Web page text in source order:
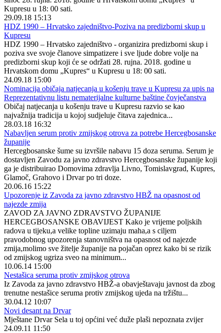
Kupresu u 18: 00 sati.
29.09.18 15:13
HDZ 1990 – Hrvatsko zajedništvo-Poziva na predizborni skup u
Kupresu
HDZ 1990 – Hrvatsko zajedništvo - organizira predizborni skup i
poziva sve svoje članove simpatizere i sve ljude dobre volje na
predizborni skup koji će se održati 28. rujna. 2018. godine u
Hrvatskom domu „Kupres“ u Kupresu u 18: 00 sati.
24.09.18 15:00
Nominacija običaja natjecanja u košenju trave u Kupresu za upis na
Reprezentativnu listu nematerijalne kulturne baštine čovječanstva
Običaj natjecanja u košenju trave u Kupresu razvio se kao
najvažnija tradicija u kojoj sudjeluje čitava zajednica...
28.03.18 16:32
Nabavljen serum protiv zmijskog otrova za potrebe Hercegbosanske
županije
Hercegbosanske šume su izvršile nabavu 15 doza seruma. Serum je
dostavljen Zavodu za javno zdravstvo Hercegbosanske županije koji
ga je distribuirao Domovima zdravlja Livno, Tomislavgrad, Kupres,
Glamoč, Grahovo i Drvar po tri doze.
20.06.16 15:22
Upozorenje iz Zavoda za javno zdravstvo HBŽ na opasnost od
najezde zmija
ZAVOD ZA JAVNO ZDRAVSTVO ŽUPANIJE
HERCEGBOSANSKE OBAVIJEST Kako je vrijeme poljskih
radova u tijeku,a velike topline uzimaju maha,a s ciljem
pravodobnog upozorenja stanovništva na opasnost od najezde
zmija,molimo sve žitelje županije na pojačan oprez kako bi se rizik
od zmijskog ugriza sveo na minimum...
10.06.14 15:00
Nestašica seruma protiv zmijskog otrova
Iz Zavoda za javno zdravstvo HBŽ-a obavještavaju javnost da zbog
trenutne nestašice seruma protiv zmijskog ujeda na tržištu...
30.04.12 10:07
Novi desant na Drvar
Mještane Drvar Sela u toj općini već duže plaši nepoznata zvijer
24.09.11 11:50